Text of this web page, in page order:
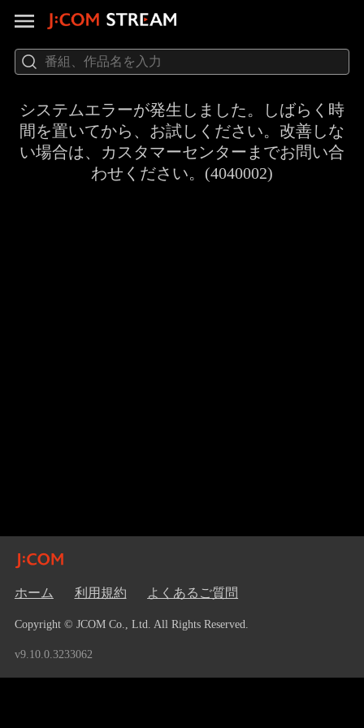
システムエラーが発生しました。しばらく時
間を置いてから、お試しください。改善しな
い場合は、カスタマーセンターまでお問い合
わせください。(4040002)
ホーム 利用規約 よくあるご質問
Copyright © JCOM Co., Ltd. All Rights Reserved.
v9.10.0.3233062